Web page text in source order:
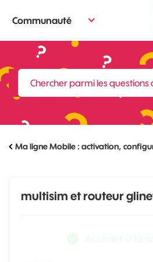
Communauté
Ma ligne Mobile : activation,
multisim et routeur